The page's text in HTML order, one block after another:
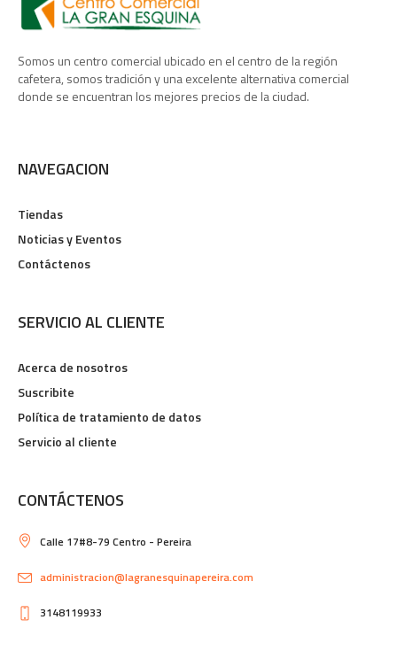
Somos un centro comercial ubicado en el centro de la región
cafetera, somos tradición y una excelente alternativa comercial
donde se encuentran los mejores precios de la ciudad.
NAVEGACION
Tiendas
Noticias y Eventos
Contáctenos
SERVICIO AL CLIENTE
Acerca de nosotros
Suscribite
Política de tratamiento de datos
Servicio al cliente
CONTÁCTENOS
Calle 17#8-79 Centro - Pereira
administracion@lagranesquinapereira.com
3148119933